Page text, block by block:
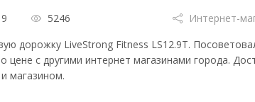
5246 Интернет-
дорожку LiveStrong Fitness LS12.9T.
цене с другими интернет магазинами города.
магазином.